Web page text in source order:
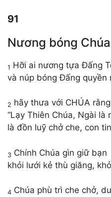
91
Nương bóng
1 Hỡi ai nương tựa Đấng
và núp bóng Đấng quyền
2 hãy thưa với CHÚA
“Lạy Thiên Chúa, Ngài là
là đồn luỹ chở che, con
3 Chính Chúa gìn giữ bạn
khỏi lưới kẻ thù giăng,
4 Chúa phù trì che chở,